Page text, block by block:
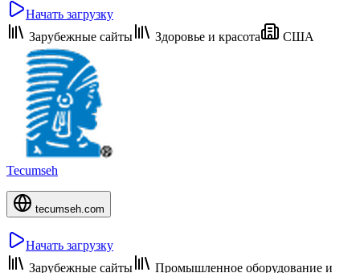
Начать загрузку
Зарубежные сайты
Здоровье и красота США
Tecumseh
tecumseh.com
Начать загрузку
Зарубежные сайты
Промышленное оборудование и